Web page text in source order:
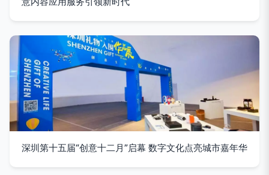
深圳第十五届“创意十二月”启幕 数字文化点亮城市嘉年华